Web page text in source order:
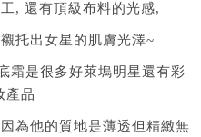
, 還有頂級布料的光感,
托出女星的肌膚光澤~
霜是很多好萊塢明星還有彩
產品
為他的質地是薄透但精緻無